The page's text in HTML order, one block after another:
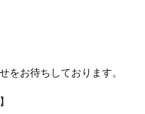
をお待ちしております。